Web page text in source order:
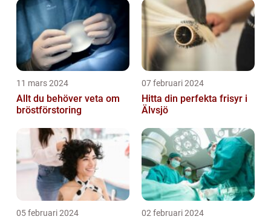
11 mars 2024
Allt du behöver veta om
bröstförstoring
07 februari 2024
Hitta din perfekta frisyr i
Älvsjö
05 februari 2024 02 februari 2024